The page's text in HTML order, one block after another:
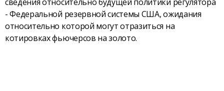
- Федеральной резервной системы США, ожидания
относительно которой могут отразиться на
котировках фьючерсов на золото.